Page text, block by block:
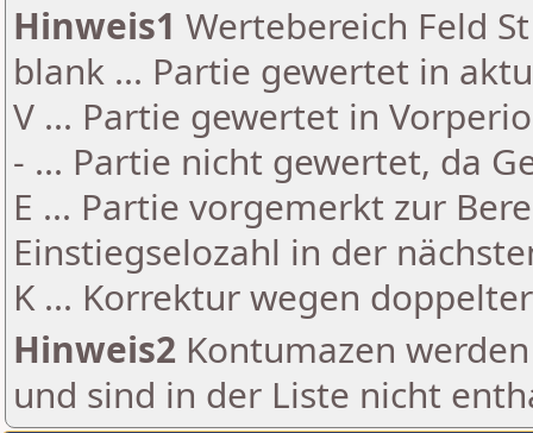
Hinweis1 Wertebereich Feld
blank ... Partie gewertet in
V ... Partie gewertet in
- ... Partie nicht gewertet, da
E ... Partie vorgemerkt zur
Einstiegselozahl in der
K ... Korrektur wegen
Hinweis2 Kontumazen
und sind in der Liste nicht